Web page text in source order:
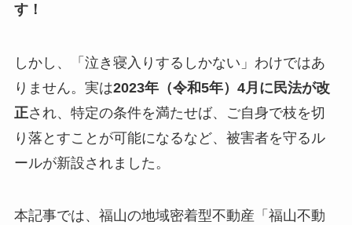
す！
しかし、「泣き寝入りするしかない」わけではあ
りません。実は2023年（令和5年）4月に民法が改
正され、特定の条件を満たせば、ご自身で枝を切
り落とすことが可能になるなど、被害者を守るル
ールが新設されました。
本記事では、福山の地域密着型不動産「福山不動